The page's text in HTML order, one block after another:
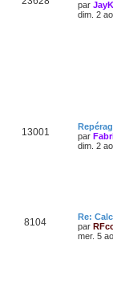
par
dim. 2
13001
par
dim. 2
8104
Re:
par
mer. 5